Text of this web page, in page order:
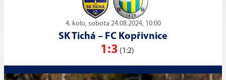
4. kolo, sobota 24.08.2024, 10:00
SK Tichá – FC Kopřivnice
1:3 (1:2)